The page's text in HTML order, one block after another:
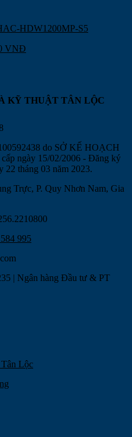
HDW1200MP-S5
VNĐ
KỸ THUẬT TÂN LỘC
do SỞ KẾ HOẠCH
ngày 15/02/2006 - Đăng ký
22 tháng 03 năm 2023.
Trực, P. Quy Nhơn Nam, Gia
995
| Ngân hàng Đầu tư & PT
Lộc